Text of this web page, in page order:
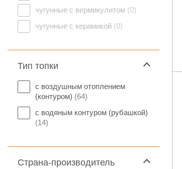
чугунные с вермикулитом (0)
чугунные с керамикой (0)
Тип топки
с воздушным отоплением
(контуром) (64)
с водяным контуром (рубашкой)
(14)
Страна-производитель